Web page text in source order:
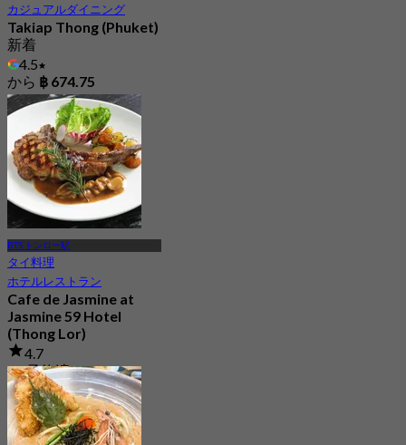
カジュアルダイニング
Takiap Thong (Phuket)
新着
4.5
から ฿ 674.75
BTS トンロー駅
タイ料理
ホテルレストラン
Cafe de Jasmine at
Jasmine 59 Hotel
(Thong Lor)
4.7
21 予約済み
から฿ 453